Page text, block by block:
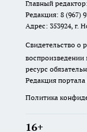
Главный
Редакция: 8 (967)
Адрес: 353924, г.
Свидетельство о
воспроизведении
ресурс
Редакция
Политика
16+